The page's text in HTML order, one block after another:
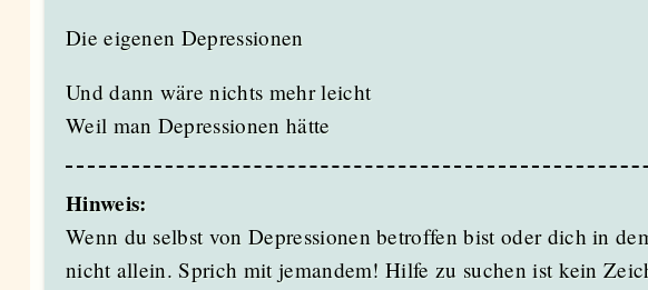
Die eigenen Depressionen
Und dann wäre nichts mehr leicht
Weil man Depressionen hätte
Hinweis:
Wenn du selbst von Depressionen betroffen bist oder dich in
nicht allein. Sprich mit jemandem! Hilfe zu suchen ist kein